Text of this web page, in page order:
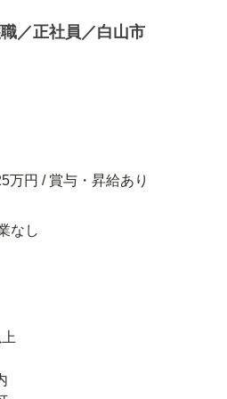
／正社員／白山市
万円 / 賞与・昇給あり
なし